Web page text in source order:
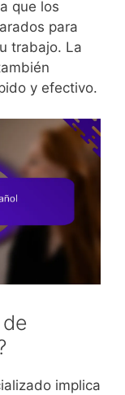
que los
para
trabajo. La
y efectivo.
implica